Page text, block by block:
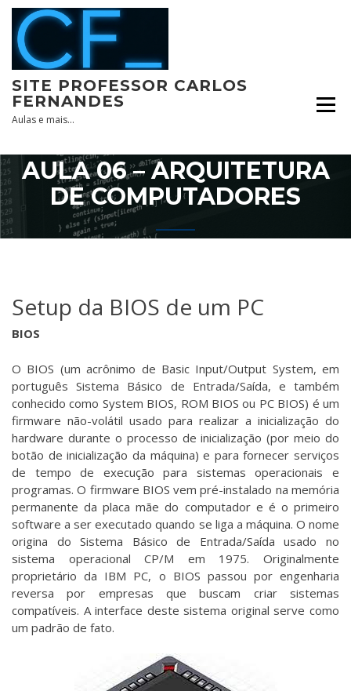
Skip
content
SITE PROFESSOR CARLOS
FERNANDES
Aulas e mais…
AULA 06 – ARQUITETURA
DE COMPUTADORES
Setup da BIOS de um PC
BIOS
O BIOS (um acrônimo de Basic Input/Output System, em
português Sistema Básico de Entrada/Saída, e também
conhecido como System BIOS, ROM BIOS ou PC BIOS) é um
firmware não-volátil usado para realizar a inicialização do
hardware durante o processo de inicialização (por meio do
botão de inicialização da máquina) e para fornecer serviços
de tempo de execução para sistemas operacionais e
programas. O firmware BIOS vem pré-instalado na memória
permanente da placa mãe do computador e é o primeiro
software a ser executado quando se liga a máquina. O nome
origina do Sistema Básico de Entrada/Saída usado no
sistema operacional CP/M em 1975. Originalmente
proprietário da IBM PC, o BIOS passou por engenharia
reversa por empresas que buscam criar sistemas
compatíveis. A interface deste sistema original serve como
um padrão de fato.